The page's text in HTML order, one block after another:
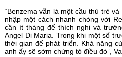
“Benzema vẫn là một cầu thủ trẻ
nhập một cách nhanh chóng với
cần ít tháng để thích nghi và
Angel Di Maria. Trong khi một số
thời gian để phát triển. Khả năng
anh ấy sẽ sớm chứng tỏ điều đó”,